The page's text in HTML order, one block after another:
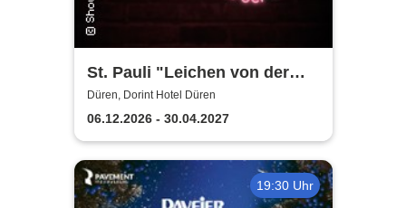
St. Pauli "Leichen von der
Stange" - Krimi-Dinner
Düren, Dorint Hotel Düren
06.12.2026 - 30.04.2027
19:30 Uhr